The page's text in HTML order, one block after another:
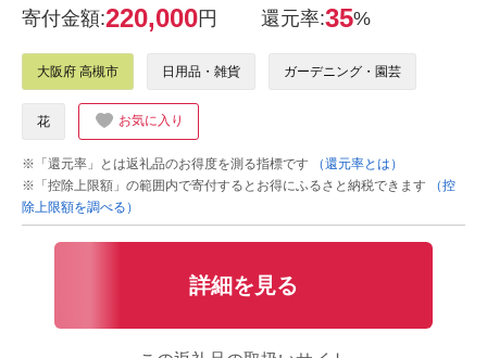
寄付金額:220,000円 還元率:35%
大阪府 高槻市 日用品・雑貨 ガーデニング・園芸
花 お気に入り
※「還元率」とは返礼品のお得度を測る指標です
（還元率とは）
※「控除上限額」の範囲内で寄付するとお得にふるさと納税できます
（控
除上限額を調べる）
詳細を見る